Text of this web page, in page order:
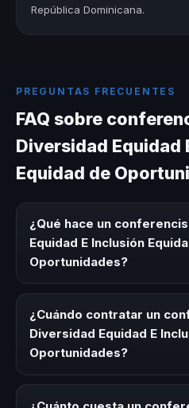
República Dominicana.
PREGUNTAS FRECUENTES
FAQ sobre
Diversidad Equidad
Equidad de
¿Qué hace un
Equidad E Inclusión
Oportunidades?
Equidad de Oportunidades es
conocimiento, estrategias y
en eventos corporativos,
objetivo es generar reflexión,
aplicables para la audiencia.
¿Cuándo contratar un
Diversidad Equidad E
Oportunidades?
E Inclusión Equidad de